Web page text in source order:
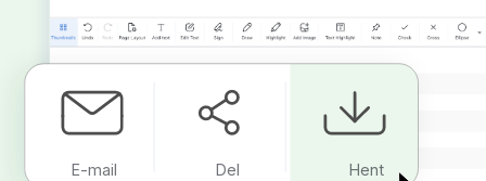
E-mail Del Hent